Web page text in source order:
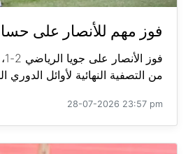
فوز مهم للأنصار على
من التصفية النهائية لأوائل الدوري
28-07-2026 23:57 pm